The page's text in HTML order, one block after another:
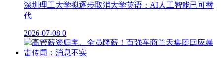
深圳理工大学拟逐步取消大学英语：AI人工智能已可替
代
2026-07-08 0